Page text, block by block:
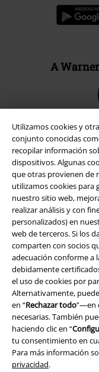
Utilizamos cookies y
conjunto conocidas
recopilar información
dispositivos. Algunas
que otras provienen de
utilizamos cookies para
nuestro sitio web,
realizar análisis y con
personalizados) en
web de terceros. Si los
comparten con socios
adecuación conforme a
debidamente
el uso de cookies por
Alternativamente,
en “Rechazar todo”—en
necesarias. También
haciendo clic en “
tu consentimiento en
Para más información
privacidad.
A
Legal
Términos y Condiciones